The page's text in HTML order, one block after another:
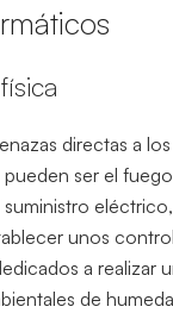
directas a
ser el
unos
a realizar
de